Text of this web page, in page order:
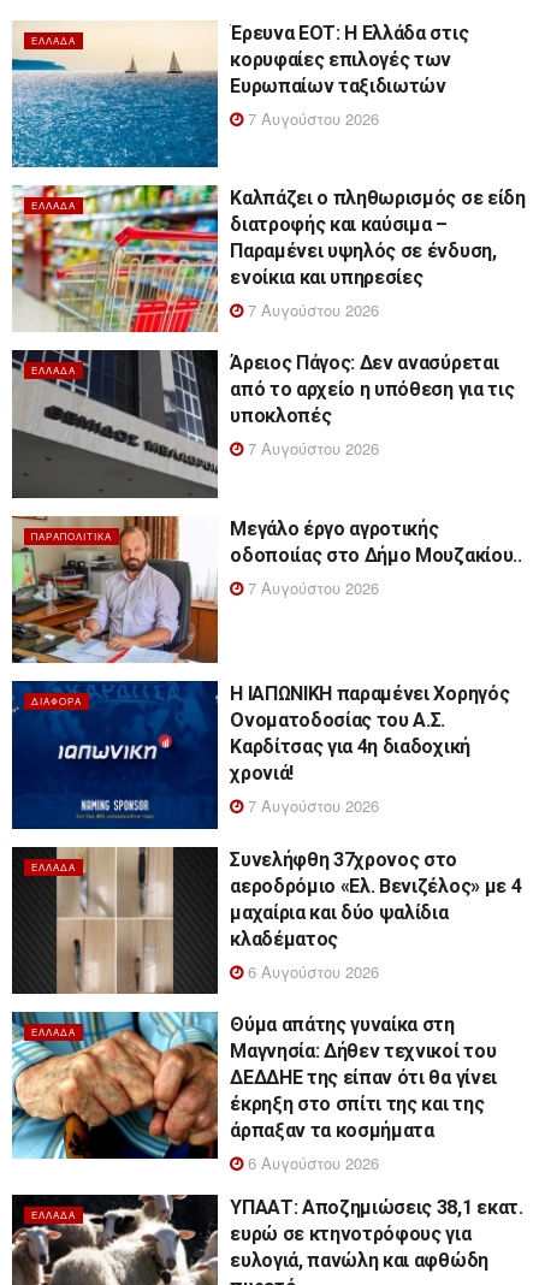
ΕΛΛΆΔΑ
Έρευνα ΕΟΤ: Η Ελλάδα στις
κορυφαίες επιλογές των
Ευρωπαίων ταξιδιωτών
7 Αυγούστου 2026
ΕΛΛΆΔΑ
Καλπάζει ο πληθωρισμός σε είδη
διατροφής και καύσιμα –
Παραμένει υψηλός σε ένδυση,
ενοίκια και υπηρεσίες
7 Αυγούστου 2026
ΕΛΛΆΔΑ
Άρειος Πάγος: Δεν ανασύρεται
από το αρχείο η υπόθεση για τις
υποκλοπές
7 Αυγούστου 2026
ΠΑΡΑΠΟΛΙΤΙΚΆ
Μεγάλο έργο αγροτικής
οδοποιίας στο Δήμο Μουζακίου..
7 Αυγούστου 2026
ΔΙΆΦΟΡΑ
Η ΙΑΠΩΝΙΚΗ παραμένει Χορηγός
Ονοματοδοσίας του Α.Σ.
Καρδίτσας για 4η διαδοχική
χρονιά!
7 Αυγούστου 2026
ΕΛΛΆΔΑ
Συνελήφθη 37χρονος στο
αεροδρόμιο «Ελ. Βενιζέλος» με 4
μαχαίρια και δύο ψαλίδια
κλαδέματος
6 Αυγούστου 2026
ΕΛΛΆΔΑ
Θύμα απάτης γυναίκα στη
Μαγνησία: Δήθεν τεχνικοί του
ΔΕΔΔΗΕ της είπαν ότι θα γίνει
έκρηξη στο σπίτι της και της
άρπαξαν τα κοσμήματα
6 Αυγούστου 2026
ΕΛΛΆΔΑ
ΥΠΑΑΤ: Αποζημιώσεις 38,1 εκατ.
ευρώ σε κτηνοτρόφους για
ευλογιά, πανώλη και αφθώδη